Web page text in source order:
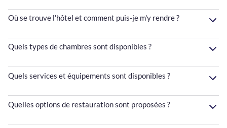
Où se trouve l'hôtel et comment puis-je m'y rendre ?
Quels types de chambres sont disponibles ?
Quels services et équipements sont disponibles ?
Quelles options de restauration sont proposées ?